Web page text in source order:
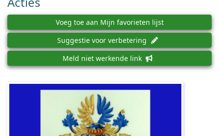
Voeg toe aan Mijn favorieten lijst
Suggestie voor verbetering
Meld niet werkende link